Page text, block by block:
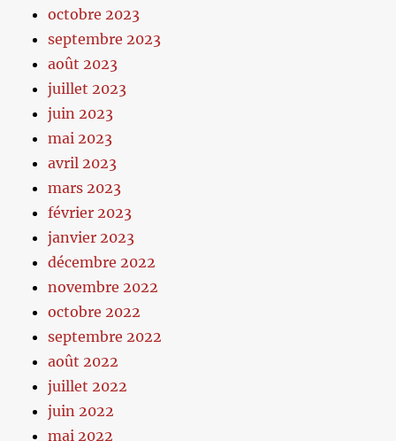
octobre 2023
septembre 2023
août 2023
juillet 2023
juin 2023
mai 2023
avril 2023
mars 2023
février 2023
janvier 2023
décembre 2022
novembre 2022
octobre 2022
septembre 2022
août 2022
juillet 2022
juin 2022
mai 2022